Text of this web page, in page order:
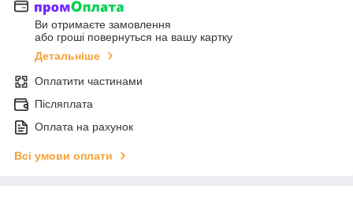
Ви отримаєте замовлення
або гроші повернуться на вашу картку
Детальніше
Оплатити частинами
Післяплата
Оплата на рахунок
Всі умови оплати